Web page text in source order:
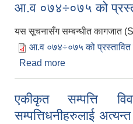
आ.व ०७४÷०७५ को
यस सूचनासँग सम्बन्धीत कागजात
आ.व ०७४÷०७५ को प्रस्तावित
Read more
एकीकृत सम्पत्ति
सम्पत्तिधनीहरुलाई